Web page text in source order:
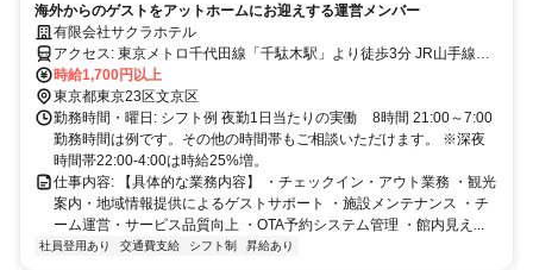
海外からのゲストをアットホームにお迎えする運営メンバー
有限会社サクラホテル
アクセス: 東京メトロ千代田線「千駄木駅」より徒歩3分 JR山手線
時給1,700円以上
東京都東京23区文京区
勤務時間・曜日: シフト例 夜勤1日当たりの実働 8時間 21:00～7:00
勤務時間は例です。その他の時間帯もご相談いただけます。 ※深夜
時間帯22:00-4:00は時給25%増。
仕事内容: 【具体的な業務内容】 ・チェックイン・アウト業務 ・観光
案内・地域情報提供によるゲストサポート ・施設メンテナンス ・チ
ーム運営・サービス品質向上 ・OTA予約システム管理 ・館内見え...
社員登用あり 交通費支給 シフト制 昇給あり